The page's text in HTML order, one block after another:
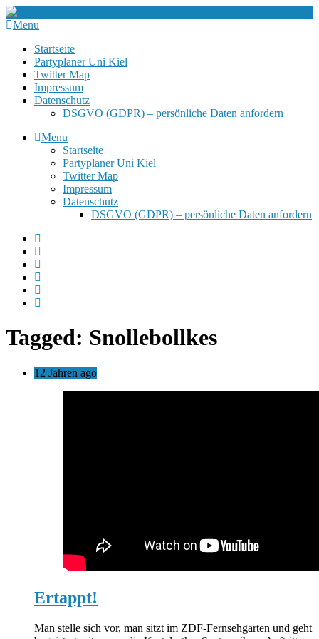
Menu
Startseite
Partyplaner Uni Kiel
Twitter Map
Impressum
Datenschutz
DSGVO (GDPR) – persönliche Daten anfordern
Menu
Startseite
Partyplaner Uni Kiel
Twitter Map
Impressum
Datenschutz
DSGVO (GDPR) – persönliche Daten anfordern
Tagged: Snollebollkes
12 Jahren ago
Ertappt!
Man stelle sich vor, man sitzt im ZDF-Fernsehgarten und geht